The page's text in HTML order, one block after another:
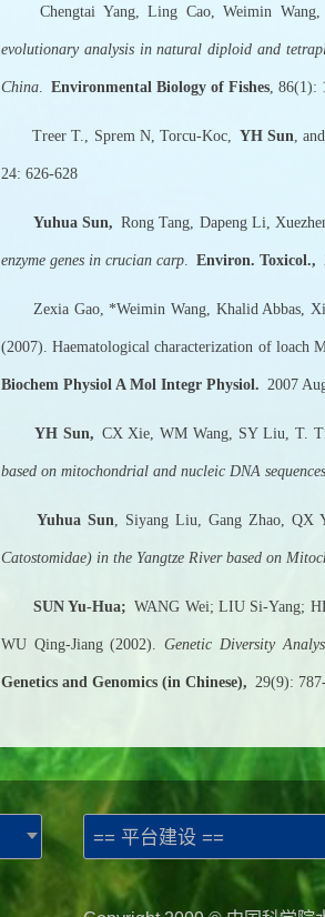
Chengtai Yang, Ling Cao, Weimin Wang,
evolutionary analysis in natural diploid and
China. Environmental Biology of Fishes,
Treer T., Sprem N, Torcu-Koc, YH Sun,
24: 626-628
Yuhua Sun, Rong Tang, Dapeng Li,
enzyme genes in crucian carp. Environ. Toxicol.,
Zexia Gao, *Weimin Wang, Khalid Abbas,
(2007). Haematological characterization of loach
Biochem Physiol A Mol Integr Physiol. 2007
YH Sun, CX Xie, WM Wang, SY Liu, T.
based on mitochondrial and nucleic DNA sequences
Yuhua Sun, Siyang Liu, Gang Zhao, QX
Catostomidae) in the Yangtze River based on
SUN Yu-Hua;WANG Wei; LIU Si-Yang;
WU Qing-Jiang (2002).Genetic Diversity
Genetics and Genomics (in Chinese), 29(9):
== 平台建设 ==